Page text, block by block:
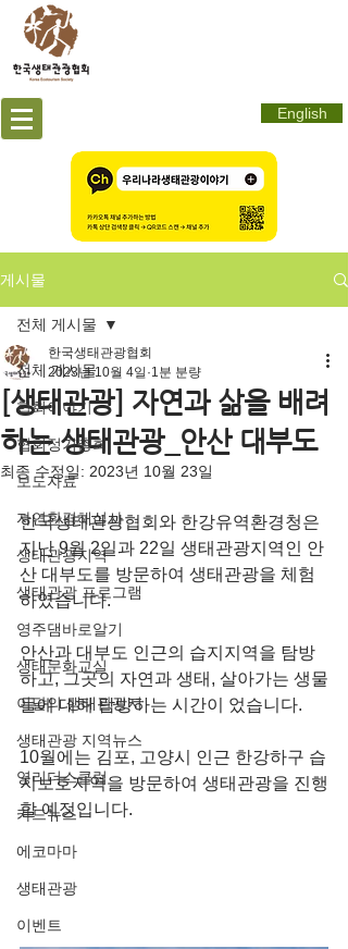
English
게시물
전체 게시물
협회이야기
협회정기총회
보도자료
자연환경해설사
생태관광지역
생태관광 프로그램
영주댐바로알기
생태문화교실
이달의 생태관광지
생태관광 지역뉴스
영리더스클럽
카드뉴스
에코마마
생태관광
이벤트
전체 게시물
[생태관광] 자연과 삶을 배려
하는 생태관광_안산 대부도
한국생태관광협회
2023년 10월 4일 1분 분량
최종 수정일: 2023년 10월 23일
한국생태관광협회와 한강유역환경청은
지난 9월 2일과 22일 생태관광지역인 안
산 대부도를 방문하여 생태관광을 체험
하였습니다.
안산과 대부도 인근의 습지지역을 탐방
하고, 그곳의 자연과 생태, 살아가는 생물
들에 대해 탐방하는 시간이 었습니다.
10월에는 김포, 고양시 인근 한강하구 습
지보호지역을 방문하여 생태관광을 진행
할 예정입니다.